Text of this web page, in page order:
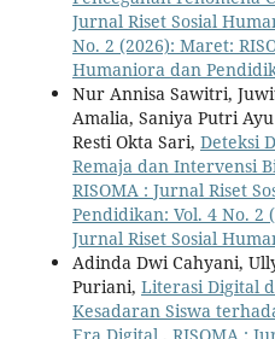
Jurnal Riset Sosial
No. 2 (2026): Maret:
Humaniora dan
Nur Annisa Sawitri,
Amalia, Saniya Putri
Resti Okta Sari, Deteksi
Remaja dan Intervensi
RISOMA : Jurnal Riset
Pendidikan: Vol. 4 No. 2
Jurnal Riset Sosial
Adinda Dwi Cahyani,
Puriani, Literasi Digital
Kesadaran Siswa